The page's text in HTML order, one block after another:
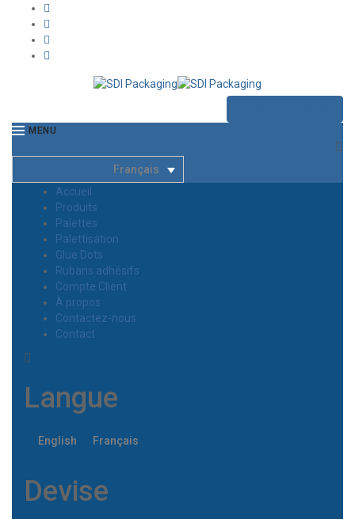
MENU
Français
Accueil
Produits
Palettes
Palettisation
Glue Dots
Rubans adhésifs
Compte Client
À propos
Contactez-nous
Contact
Langue
English Français
Devise